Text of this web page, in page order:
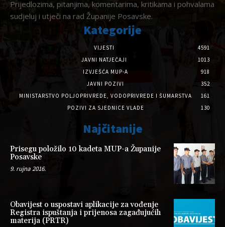
Prijedlozima, pitanjima, komentarima, kritikama i pohvalama
sudjeluj i utječi na rad Županije Posavske.
Kategorije
VIJESTI
4591
JAVNI NATJEČAJI
1013
IZVJEŠĆA MUP-A
918
JAVNI POZIVI
352
MINISTARSTVO POLJOPRIVREDE, VODOPRIVREDE I ŠUMARSTVA
161
POZIVI ZA SJEDNICE VLADE
130
Najčitanije
Prisegu položilo 10 kadeta MUP-a Županije
Posavske
9. rujna 2016.
Obavijest o uspostavi aplikacije za vođenje
Registra ispuštanja i prijenosa zagađujućih
materija (PRTR)